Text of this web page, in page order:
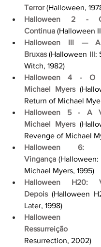
Terror (Halloween,
Halloween 2 -
Continua (Halloween
Halloween III —
Bruxas (Halloween III:
Witch, 1982)
Halloween 4 - O
Michael Myers
Return of Michael
Halloween 5 - A
Michael Myers
Revenge of Michael
Halloween 6:
Vingança
Michael Myers, 1995)
Halloween H20:
Depois (Halloween
Later, 1998)
Ressurreição
Resurrection, 2002)